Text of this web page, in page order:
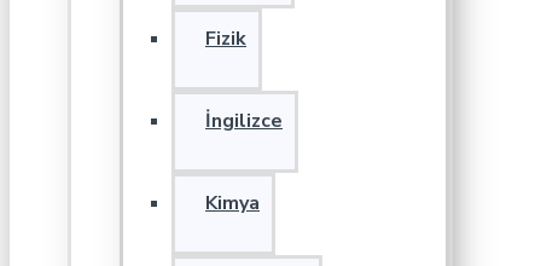
Fizik
İngilizce
Kimya